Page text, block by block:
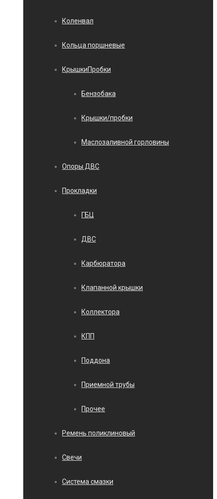
Коленвал
Кольца поршневые
КрышкиПробки
Бензобака
Крышки/пробки
Маслозаливной горловины
Опоры ДВС
Прокладки
ГБЦ
ДВС
Карбюратора
Клапанной крышки
Коллектора
КПП
Поддона
Приемной трубы
Прочее
Ремень поликлиновый
Свечи
Система смазки